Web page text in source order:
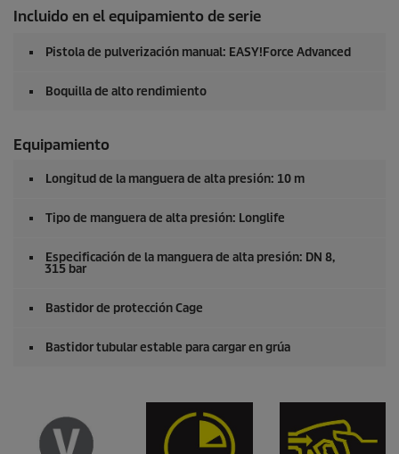
Incluido en el equipamiento de serie
Pistola de pulverización manual: EASY!Force Advanced
Boquilla de alto rendimiento
Equipamiento
Longitud de la manguera de alta presión: 10 m
Tipo de manguera de alta presión: Longlife
Especificación de la manguera de alta presión: DN 8,
315 bar
Bastidor de protección Cage
Bastidor tubular estable para cargar en grúa